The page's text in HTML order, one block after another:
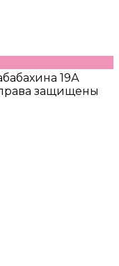
19А
защищены